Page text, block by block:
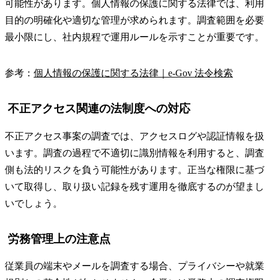
可能性があります。個人情報の保護に関する法律では、利用
目的の明確化や適切な管理が求められます。調査範囲を必要
最小限にし、社内規程で運用ルールを示すことが重要です。
参考： 個人情報の保護に関する法律｜e-Gov 法令検索
不正アクセス関連の法制度への対応
不正アクセス事案の調査では、アクセスログや認証情報を扱
います。調査の過程で不適切に識別情報を利用すると、調査
側も法的リスクを負う可能性があります。正当な権限に基づ
いて取得し、取り扱い記録を残す運用を徹底するのが望まし
いでしょう。
労務管理上の注意点
従業員の端末やメールを調査する場合、プライバシーや就業